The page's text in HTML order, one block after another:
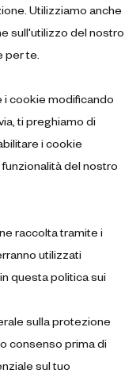
Utilizziamo anche
sull'utilizzo del nostro
per te.
i cookie modificando
ti preghiamo di
i cookie
del nostro
raccolta tramite i
utilizzati
questa politica sui
sulla protezione
consenso prima di
sul tuo